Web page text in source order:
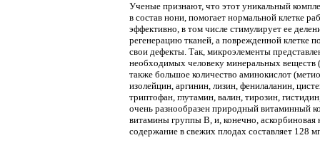
Ученые признают, что этот уникальный
в состав нони, помогает нормальной клетке
эффективно, в том числе стимулирует ее
регенерацию тканей, а поврежденной клетке
свои дефекты. Так, микроэлементы
необходимых человеку минеральных веществ
также большое количество аминокислот
изолейцин, аргинин, лизин, фенилаланин,
триптофан, глутамин, валин, тирозин,
очень разнообразен природный витаминный
витамины группы B, и, конечно, аскорбиновая
содержание в свежих плодах составляет 128